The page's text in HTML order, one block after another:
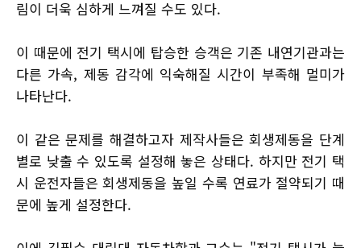
림이 더욱 심하게 느껴질 수도 있다.
이 때문에 전기 택시에 탑승한 승객은 기존 내연기관과는
다른 가속, 제동 감각에 익숙해질 시간이 부족해 멀미가
나타난다.
이 같은 문제를 해결하고자 제작사들은 회생제동을 단계
별로 낮출 수 있도록 설정해 놓은 상태다. 하지만 전기 택
시 운전자들은 회생제동을 높일 수록 연료가 절약되기 때
문에 높게 설정한다.